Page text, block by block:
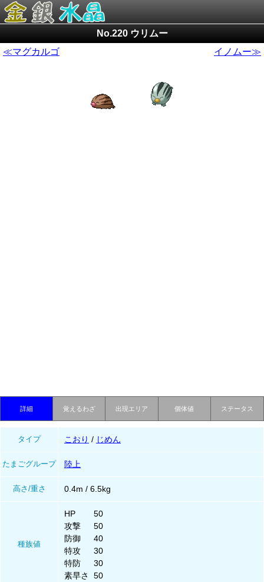
No.220 ウリムー
≪マグカルゴ
イノムー≫
詳細 覚えるわざ 出現エリア 個体値 ステータス
タイプ こおり / じめん
たまごグループ 陸上
高さ/重さ 0.4m / 6.5kg
種族値
HP
50
攻撃
50
防御
40
特攻
30
特防
30
素早さ
50